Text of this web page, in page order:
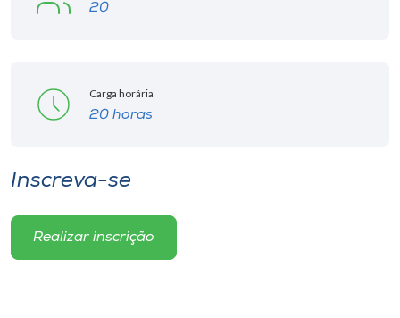
20
Carga horária
20 horas
Inscreva-se
Realizar inscrição